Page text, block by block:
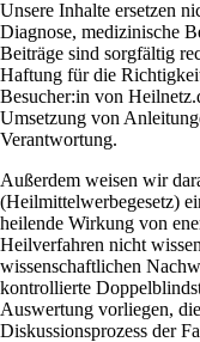
Unsere Inhalte ersetzen
Diagnose, medizinische
Beiträge sind sorgfältig
Haftung für die
Besucher:in von
Umsetzung von
Verantwortung.
Außerdem weisen wir
(Heilmittelwerbegesetz)
heilende Wirkung von
Heilverfahren nicht
wissenschaftlichen
kontrollierte
Auswertung vorliegen,
Diskussionsprozess der